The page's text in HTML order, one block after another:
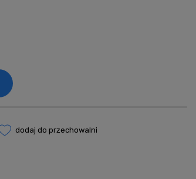
dodaj do przechowalni